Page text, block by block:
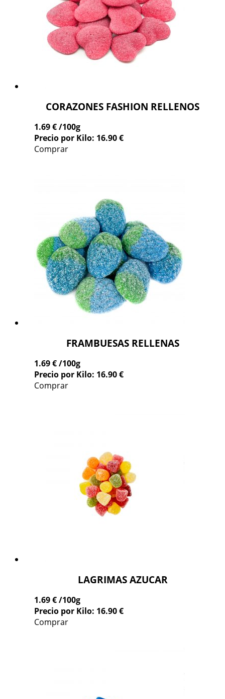
CORAZONES FASHION RELLENOS
1.69 €/100g
Precio por Kilo: 16.90 €
Comprar
FRAMBUESAS RELLENAS
1.69 €/100g
Precio por Kilo: 16.90 €
Comprar
LAGRIMAS AZUCAR
1.69 €/100g
Precio por Kilo: 16.90 €
Comprar